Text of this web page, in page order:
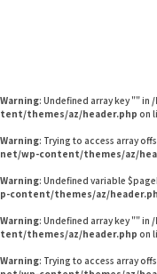
Warning: Undefined array key "" in /
tent/themes/az/header.php on
Warning: Trying to access array
net/wp-content/themes/az/
Warning: Undefined variable
p-content/themes/az/
Warning: Undefined array key "" in /
tent/themes/az/header.php on
Warning: Trying to access array
TAG LIST